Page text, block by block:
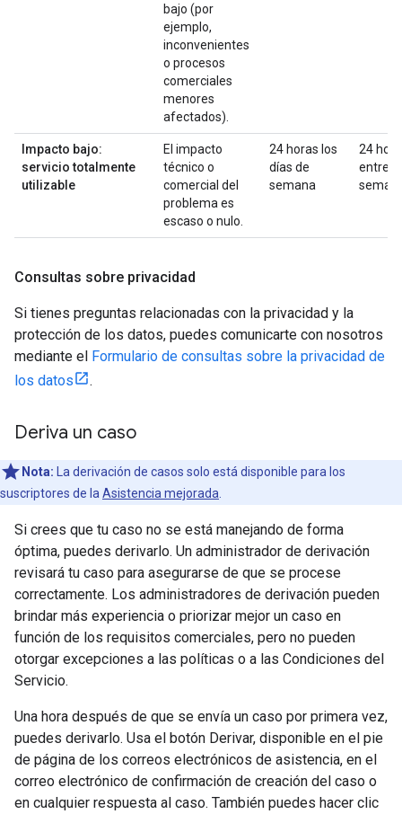
bajo (por
ejemplo,
inconvenientes
o procesos
comerciales
menores
afectados).
Impacto bajo:
servicio totalmente
utilizable
El impacto
técnico o
comercial del
problema es
escaso o nulo.
24 horas los
días de
semana
24
entre
Consultas sobre privacidad
Si tienes preguntas relacionadas con la privacidad y la
protección de los datos, puedes comunicarte con nosotros
mediante el Formulario de consultas sobre la privacidad de
los datos
.
Deriva un caso
Nota: La derivación de casos solo está disponible para los
suscriptores de la Asistencia mejorada
Si crees que tu caso no se está manejando de forma
óptima, puedes derivarlo. Un administrador de derivación
revisará tu caso para asegurarse de que se procese
correctamente. Los administradores de derivación pueden
brindar más experiencia o priorizar mejor un caso en
función de los requisitos comerciales, pero no pueden
otorgar excepciones a las políticas o a las Condiciones del
Servicio.
Una hora después de que se envía un caso por primera vez,
puedes derivarlo. Usa el botón Derivar, disponible en el pie
de página de los correos electrónicos de asistencia, en el
correo electrónico de confirmación de creación del caso o
en cualquier respuesta al caso. También puedes hacer clic